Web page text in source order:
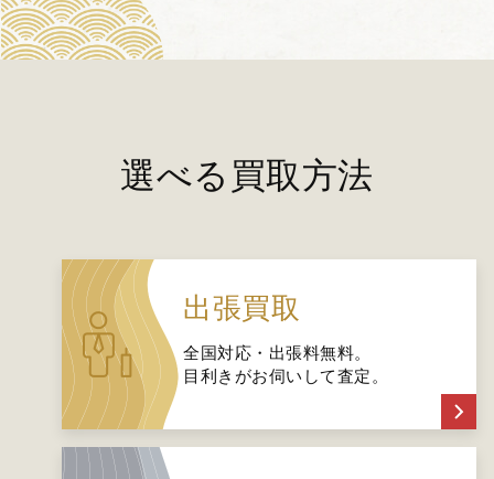
選べる買取方法
出張買取
全国対応・出張料無料。
目利きがお伺いして査定。